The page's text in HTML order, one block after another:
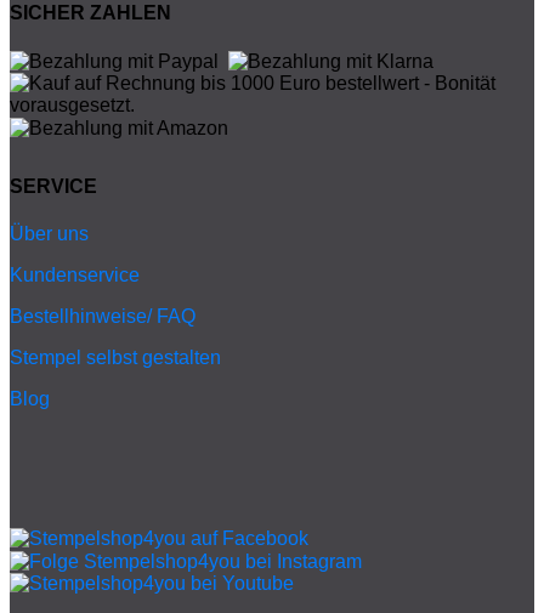
SICHER ZAHLEN
SERVICE
Über uns
Kundenservice
Bestellhinweise/ FAQ
Stempel selbst gestalten
Blog